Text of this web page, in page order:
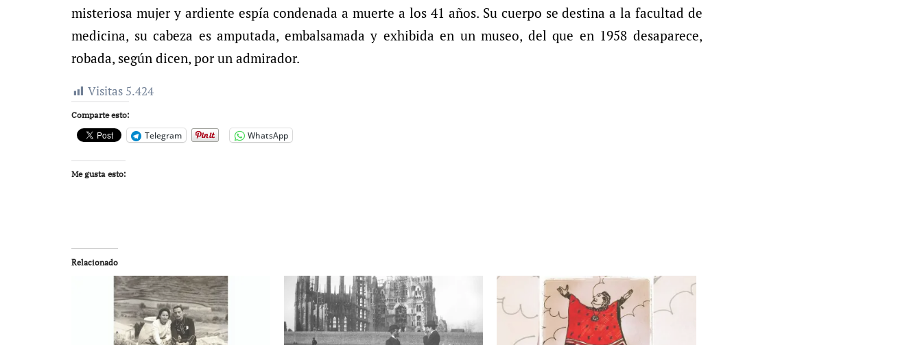
misteriosa mujer y ardiente espía condenada a muerte a los 41 años. Su cuerpo se destina a la facultad de
medicina, su cabeza es amputada, embalsamada y exhibida en un museo, del que en 1958 desaparece,
robada, según dicen, por un admirador.
Visitas 5.424
Comparte esto:
Telegram WhatsApp
Me gusta esto:
Relacionado